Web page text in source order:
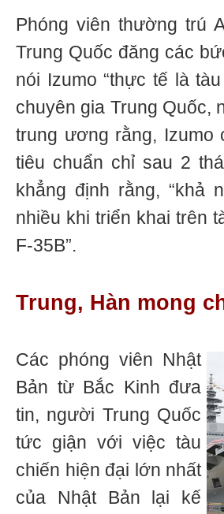
Phóng viên thường trú
Trung Quốc đăng các
nói Izumo “thực tế là
chuyên gia Trung Quốc,
trung ương rằng, Izumo
tiêu chuẩn chỉ sau 2
khẳng định rằng, “khả
nhiều khi triển khai trên
F-35B”.
Trung, Hàn mong
Các phóng viên Nhật
Bản từ Bắc Kinh đưa
tin, người Trung Quốc
tức giận với việc tàu
chiến hiện đại lớn nhất
của Nhật Bản lại kế